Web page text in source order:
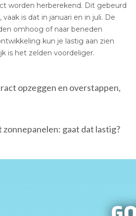
worden herberekend. Dit gebeurd
is dat in januari en in juli. De
omhoog of naar beneden
kun je lastig aan zien
is het zelden voordeliger.
opzeggen en overstappen,
gaat dat lastig?